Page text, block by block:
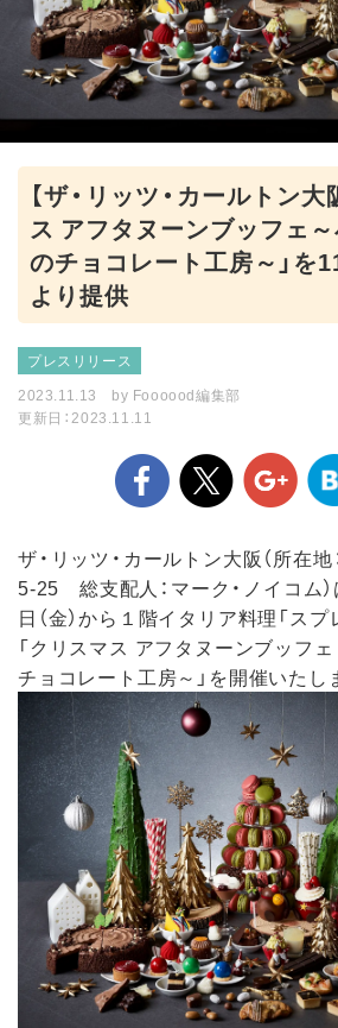
【ザ・リッツ・カールトン大
ス アフタヌーンブッフェ
のチョコレート工房～」を
より提供
プレスリリース
2023.11.13
by Foooood編集部
更新日：2023.11.11
ザ・リッツ・カールトン大阪（所在
5-25 総支配人：マーク・ノイコム
日（金）から１階イタリア料理「ス
「クリスマス アフタヌーンブッフ
チョコレート工房～」を開催いたし